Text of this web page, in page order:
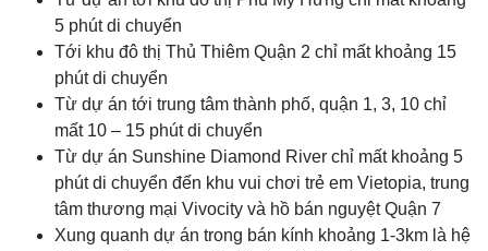
5 phút di chuyển
Tới khu đô thị Thủ Thiêm Quận 2 chỉ mất khoảng 15
phút di chuyển
Từ dự án tới trung tâm thành phố, quận 1, 3, 10 chỉ
mất 10 – 15 phút di chuyển
Từ dự án Sunshine Diamond River chỉ mất khoảng 5
phút di chuyển đến khu vui chơi trẻ em Vietopia, trung
tâm thương mại Vivocity và hồ bán nguyệt Quận 7
Xung quanh dự án trong bán kính khoảng 1-3km là hệ